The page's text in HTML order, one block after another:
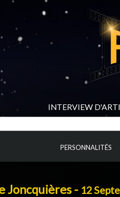
INTERVIEW
PERSONNALITÉS
Joncquières - 12